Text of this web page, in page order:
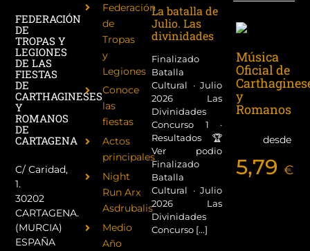
FEDERACIÓN
DE
TROPAS Y
LEGIONES
DE LAS
FIESTAS
DE
CARTHAGINESES
Y
ROMANOS
DE
CARTAGENA
C/ Caridad,
1.
30202
CARTAGENA.
(MURCIA)
ESPAÑA
Federación
de
Tropas
y
Legiones
Conoce
las
fiestas
Actos
principales
Night
Run Arx
Asdrubalis
Medio
Año
La batalla de
Julio. Las
divinidades
Finalizado
Batalla
Cultural · Julio
2026 Las
Divinidades
Concurso 1 ·
Resultados 🏆
Ver podio
Finalizado
Batalla
Cultural · Julio
2026 Las
Divinidades
Concurso [...]
Música
Oficial de
y
Romanos
desde
5,79€